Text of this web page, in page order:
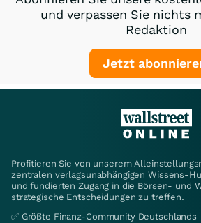
und verpassen Sie nichts
Redaktion
Jetzt
Profitieren Sie von unserem
zentralen verlagsunabhängigen Wissens-
und fundierten Zugang in die Börsen- und
strategische Entscheidungen zu treffen.
✅ Größte Finanz-Community Deutschlands